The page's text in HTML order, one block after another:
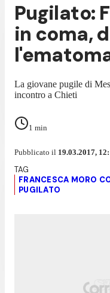
Pugilato:
in coma,
La giovane pugile di
incontro a Chieti
1 min
Pubblicato il 19.03.2017,
FRANCESCA MORO
PUGILATO